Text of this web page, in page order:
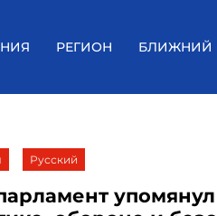
РЕГИОН БЛИЖНИЙ
Русский